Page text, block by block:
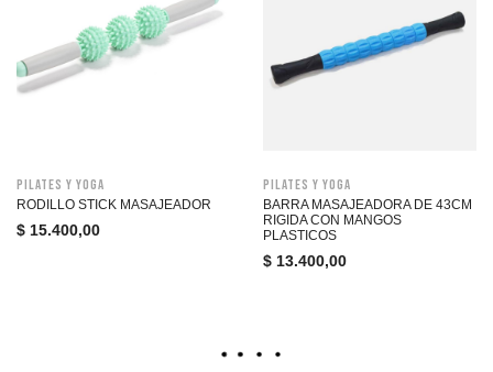
Pilates y Yoga
RODILLO STICK MASAJEADOR
$ 15.400,00
Pilates y Yoga
BARRA MASAJEADORA DE 43CM
RIGIDA CON MANGOS
PLASTICOS
$ 13.400,00